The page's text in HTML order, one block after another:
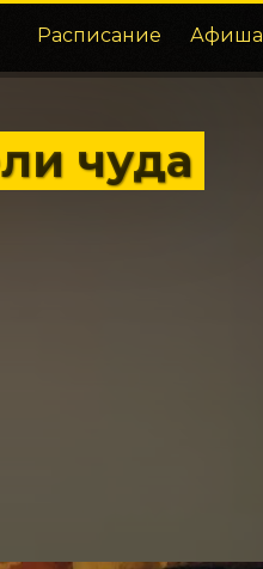
Расписание Афиша
чуда